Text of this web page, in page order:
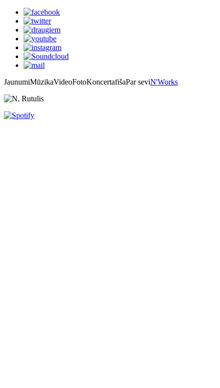
JaunumiMūzikaVideoFotoKoncertafišaPar seviN'Works